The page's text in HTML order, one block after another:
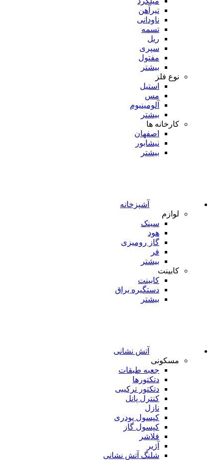
تیرآهن
ناودانی
تسمه
ریل
سپری
مفتول
بیشتر
نوع فلز
استیل
مس
آلومینیوم
بیشتر
کارخانه ها
اصفهان
نیشابور
بیشتر
آشپزخانه
لوازم
سینک
هود
گاز رومیزی
فر
بیشتر
کابینت
کابینت
دستگیره یراق
بیشتر
آتش نشانی
مسکونی
جعبه طبقات
دتکتورها
دتکتور ترکیبی
کنترل پانل
نازل
کپسول پودری
کپسول گاز
فلاشر
آژیر
شلنگ آتش نشانی